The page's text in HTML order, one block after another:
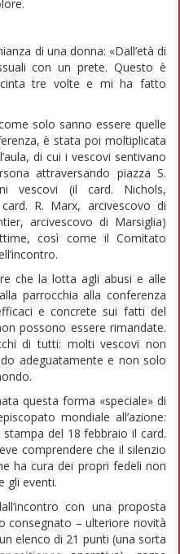
di una donna: «Dall’età di
con un prete. Questo è
tre volte e mi ha fatto
solo sanno essere quelle
è stata poi moltiplicata
di cui i vescovi sentivano
attraversando piazza S.
vescovi (il card. Nichols,
R. Marx, arcivescovo di
arcivescovo di Marsiglia)
così come il Comitato
che la lotta agli abusi e alle
parrocchia alla conferenza
e concrete sui fatti del
possono essere rimandate.
di tutti: molti vescovi non
adeguatamente e non solo
questa forma «speciale» di
mondiale all’azione:
del 18 febbraio il card.
comprendere che il silenzio
ha cura dei propri fedeli non
gli eventi.
con una proposta
consegnato – ulteriore novità
elenco di 21 punti (una sorta